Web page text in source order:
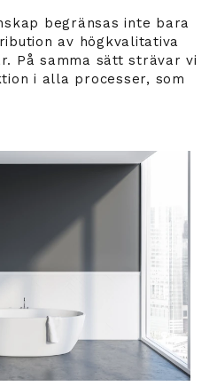
begränsas inte bara
av högkvalitativa
På samma sätt strävar vi
i alla processer, som